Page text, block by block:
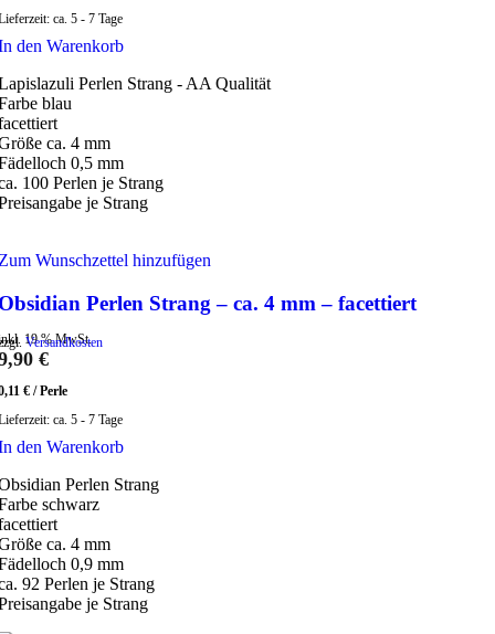
ca. 5 - 7 Tage
den Warenkorb
Perlen Strang - AA Qualität
blau
ca. 4 mm
0,5 mm
100 Perlen je Strang
je Strang
Wunschzettel hinzufügen
Perlen Strang – ca. 4 mm – facettiert
19 % MwSt.
Versandkosten
€
€ /Perle
ca. 5 - 7 Tage
den Warenkorb
Perlen Strang
schwarz
ca. 4 mm
0,9 mm
92 Perlen je Strang
je Strang